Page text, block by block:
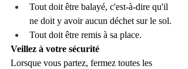
Tout doit être balayé, c'est-à-dire qu'il
ne doit y avoir aucun déchet sur le sol.
Tout doit être remis à sa place.
Veillez à votre sécurité
Lorsque vous partez, fermez toutes les